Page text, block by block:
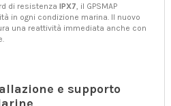
di resistenza IPX7, il GPSMAP
in ogni condizione marina. Il nuovo
una reattività immediata anche con
e supporto